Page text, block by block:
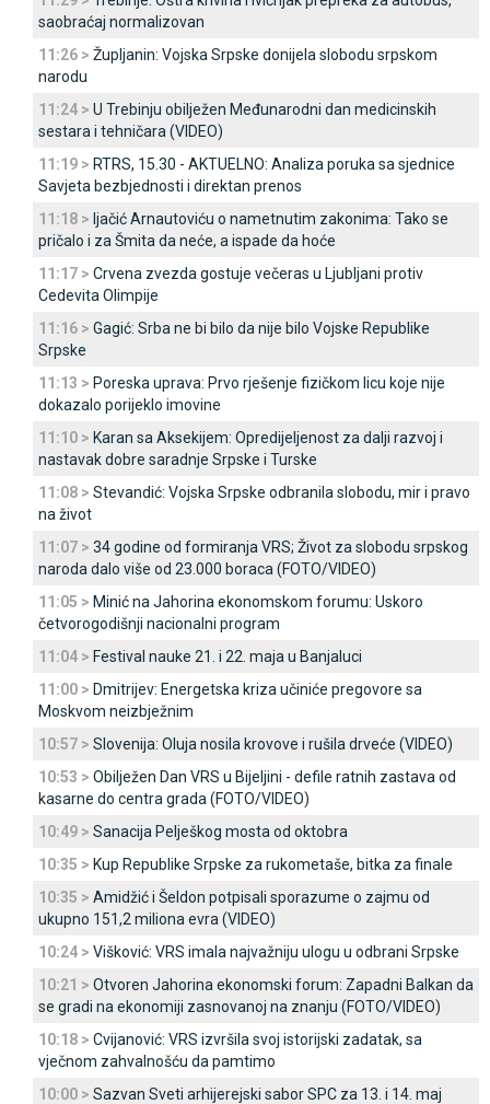
saobraćaj normalizovan
11:26 > Župljanin: Vojska Srpske donijela slobodu srpskom
narodu
11:24 > U Trebinju obilježen Međunarodni dan medicinskih
sestara i tehničara (VIDEO)
11:19 > RTRS, 15.30 - AKTUELNO: Analiza poruka sa sjednice
Savjeta bezbjednosti i direktan prenos
11:18 > Ijačić Arnautoviću o nametnutim zakonima: Tako se
pričalo i za Šmita da neće, a ispade da hoće
11:17 > Crvena zvezda gostuje večeras u Ljubljani protiv
Cedevita Olimpije
11:16 > Gagić: Srba ne bi bilo da nije bilo Vojske Republike
Srpske
11:13 > Poreska uprava: Prvo rješenje fizičkom licu koje nije
dokazalo porijeklo imovine
11:10 > Karan sa Aksekijem: Opredijeljenost za dalji razvoj i
nastavak dobre saradnje Srpske i Turske
11:08 > Stevandić: Vojska Srpske odbranila slobodu, mir i pravo
na život
11:07 > 34 godine od formiranja VRS; Život za slobodu srpskog
naroda dalo više od 23.000 boraca (FOTO/VIDEO)
11:05 > Minić na Јahorina ekonomskom forumu: Uskoro
četvorogodišnji nacionalni program
11:04 > Festival nauke 21. i 22. maja u Banjaluci
11:00 > Dmitrijev: Energetska kriza učiniće pregovore sa
Moskvom neizbježnim
10:57 > Slovenija: Oluja nosila krovove i rušila drveće (VIDEO)
10:53 > Obilježen Dan VRS u Bijeljini - defile ratnih zastava od
kasarne do centra grada (FOTO/VIDEO)
10:49 > Sanacija Pelješkog mosta od oktobra
10:35 > Kup Republike Srpske za rukometaše, bitka za finale
10:35 > Amidžić i Šeldon potpisali sporazume o zajmu od
ukupno 151,2 miliona evra (VIDEO)
10:24 > Višković: VRS imala najvažniju ulogu u odbrani Srpske
10:21 > Otvoren Јahorina ekonomski forum: Zapadni Balkan da
se gradi na ekonomiji zasnovanoj na znanju (FOTO/VIDEO)
10:18 > Cvijanović: VRS izvršila svoj istorijski zadatak, sa
vječnom zahvalnošću da pamtimo
10:00 > Sazvan Sveti arhijerejski sabor SPC za 13. i 14. maj